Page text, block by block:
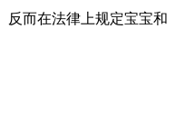
反而在法律上规定宝宝和